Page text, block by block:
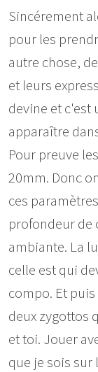
Sincérement
pour les
autre chose,
et leurs
devine et c'est
apparaître
Pour preuve
20mm. Donc
ces
profondeur de
ambiante. La
celle est qui
compo. Et
deux zygottos
et toi. Jouer
que je sois sur